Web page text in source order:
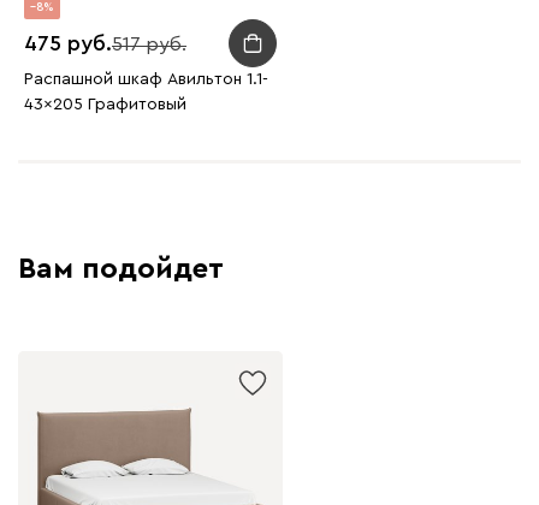
8
475 517
Распашной шкаф Авильтон 1.1-
43x205 Графитовый
Вам подойдет